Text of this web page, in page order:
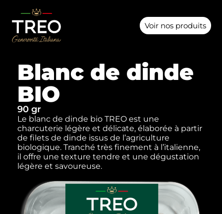
Voir nos produits
Blanc de dinde
BIO
90 gr
Le blanc de dinde bio TREO est une
charcuterie légère et délicate, élaborée à partir
de filets de dinde issus de l’agriculture
biologique. Tranché très finement à l’italienne,
il offre une texture tendre et une dégustation
légère et savoureuse.